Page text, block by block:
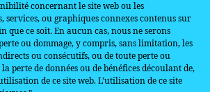
concernant le site web ou les
ou graphiques connexes contenus sur
que ce soit. En aucun cas, nous ne serons
ou dommage, y compris, sans limitation, les
ou consécutifs, ou de toute perte ou
perte de données ou de bénéfices découlant de,
de ce site web. L’utilisation de ce site